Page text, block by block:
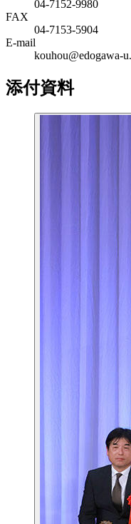
04-7152-9980
FAX
04-7153-5904
E-mail
kouhou@edogawa-
添付資料